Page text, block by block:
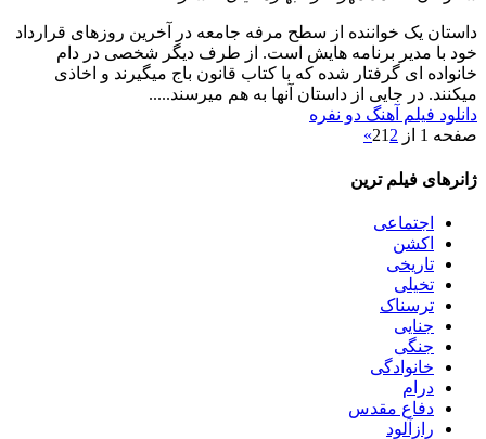
داستان یک خواننده از سطح مرفه جامعه در آخرین روزهای قرارداد
خود با مدیر برنامه هایش است. از طرف دیگر شخصی در دام
خانواده ای گرفتار شده که با کتاب قانون باج میگیرند و اخاذی
میکنند. در جایی از داستان آنها به هم میرسند.....
دانلود فیلم آهنگ دو نفره
صفحه 1 از 2
12
»
ژانرهای فیلم ترین
اجتماعی
اکشن
تاریخی
تخیلی
ترسناک
جنایی
جنگی
خانوادگی
درام
دفاع مقدس
رازآلود